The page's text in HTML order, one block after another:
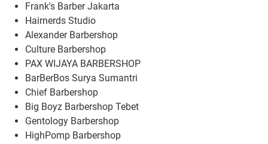
Frank's Barber Jakarta
Hairnerds Studio
Alexander Barbershop
Culture Barbershop
PAX WIJAYA BARBERSHOP
BarBerBos Surya Sumantri
Chief Barbershop
Big Boyz Barbershop Tebet
Gentology Barbershop
HighPomp Barbershop